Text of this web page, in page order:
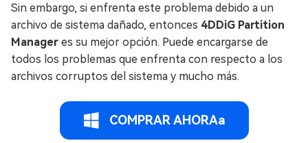
Sin embargo, si enfrenta este problema debido a un
archivo de sistema dañado, entonces 4DDiG Partition
Manager es su mejor opción. Puede encargarse de
todos los problemas que enfrenta con respecto a los
archivos corruptos del sistema y mucho más.
COMPRAR AHORAa